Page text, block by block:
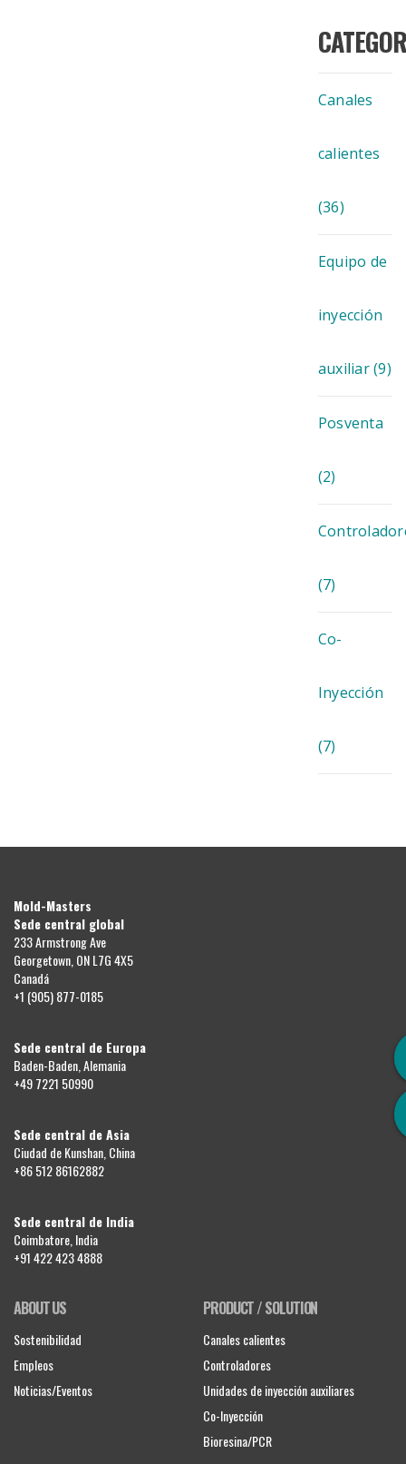
Canales
calientes
(36)
Equipo de
inyección
auxiliar(9)
Posventa
(2)
(7)
Co-
Inyección
(7)
Mold-Masters
Sede central global
233 Armstrong Ave
Georgetown, ON L7G 4X5
Canadá
+1 (905) 877-0185
Sede central de Europa
Baden-Baden, Alemania
+49 7221 50990
Sede central de Asia
Ciudad de Kunshan, China
+86 512 86162882
Sede central de India
Coimbatore, India
+91 422 423 4888
ABOUT US
Sostenibilidad
Empleos
Noticias/Eventos
PRODUCT / SOLUTION
Canales calientes
Controladores
Unidades de inyección auxiliares
Co-Inyección
Bioresina/PCR